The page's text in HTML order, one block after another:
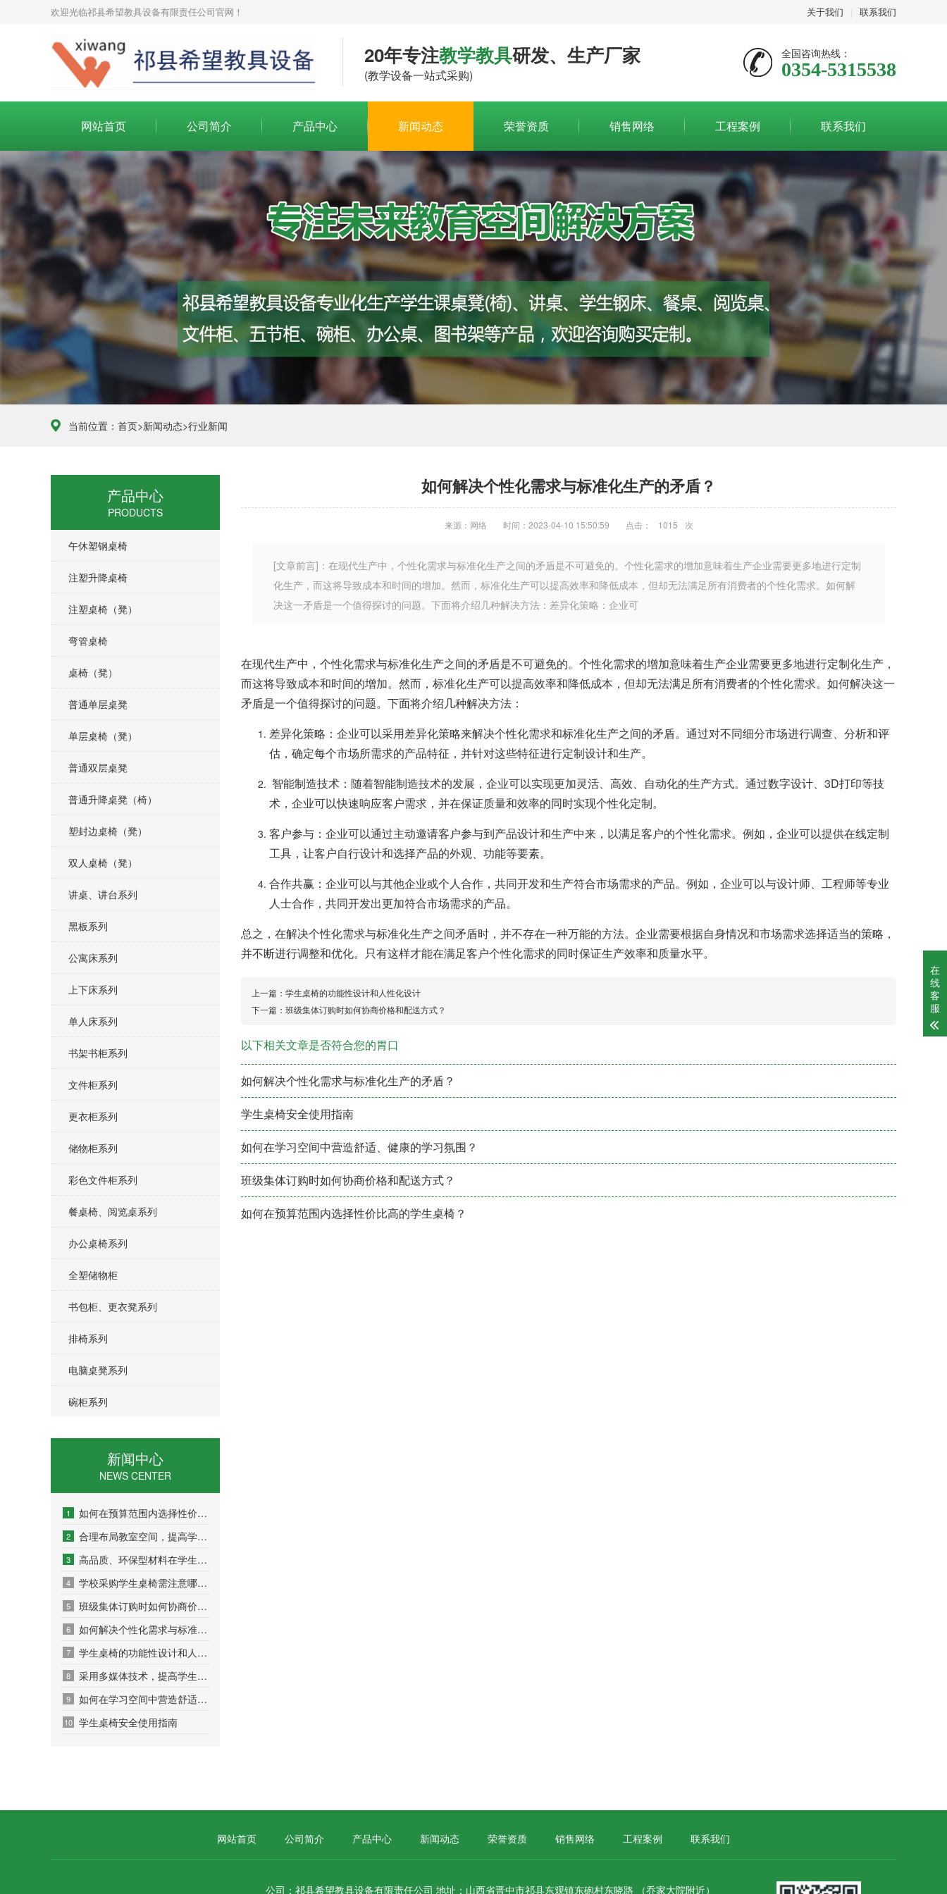
关于我们 联系我们
欢迎光临祁县希望教具设备有限责任公司官网！
20年专注教学教具研发、生产厂家
(教学设备一站式采购)
全国咨询热线：
0354-5315538
网站首页 公司简介 产品中心 新闻动态 荣誉资质 销售网络 工程案例 联系我们
当前位置： 首页>新闻动态>行业新闻
产品中心
PRODUCTS
午休塑钢桌椅
注塑升降桌椅
注塑桌椅（凳）
弯管桌椅
桌椅（凳）
普通单层桌凳
单层桌椅（凳）
普通双层桌凳
普通升降桌凳（椅）
塑封边桌椅（凳）
双人桌椅（凳）
讲桌、讲台系列
黑板系列
公寓床系列
上下床系列
单人床系列
书架书柜系列
文件柜系列
更衣柜系列
储物柜系列
彩色文件柜系列
餐桌椅、阅览桌系列
办公桌椅系列
全塑储物柜
书包柜、更衣凳系列
排椅系列
电脑桌凳系列
碗柜系列
新闻中心
NEWS CENTER
1 如何在预算范围内选择性价比高的学生桌椅？
2 合理布局教室空间，提高学生桌椅利用率
3 高品质、环保型材料在学生桌椅上的应用与发展趋势
4 学校采购学生桌椅需注意哪些事项？
5 班级集体订购时如何协商价格和配送方式？
6 如何解决个性化需求与标准化生产的矛盾？
7 学生桌椅的功能性设计和人性化设计
8 采用多媒体技术，提高学生桌椅的使用效果
9 如何在学习空间中营造舒适、健康的学习氛围？
10 学生桌椅安全使用指南
如何解决个性化需求与标准化生产的矛盾？
来源：网络 时间：2023-04-10 15:50:59 点击： 1015 次
[文章前言]：在现代生产中，个性化需求与标准化生产之间的矛盾是不可避免的。个性化需求的增加意味着生产企业需要更多地进行定制
化生产，而这将导致成本和时间的增加。然而，标准化生产可以提高效率和降低成本，但却无法满足所有消费者的个性化需求。如何解
决这一矛盾是一个值得探讨的问题。下面将介绍几种解决方法：差异化策略：企业可
在现代生产中，个性化需求与标准化生产之间的矛盾是不可避免的。个性化需求的增加意味着生产企业需要更多地进行定制化生产，
而这将导致成本和时间的增加。然而，标准化生产可以提高效率和降低成本，但却无法满足所有消费者的个性化需求。如何解决这一
矛盾是一个值得探讨的问题。下面将介绍几种解决方法：
差异化策略：企业可以采用差异化策略来解决个性化需求和标准化生产之间的矛盾。通过对不同细分市场进行调查、分析和评
估，确定每个市场所需求的产品特征，并针对这些特征进行定制设计和生产。
智能制造技术：随着智能制造技术的发展，企业可以实现更加灵活、高效、自动化的生产方式。通过数字设计、3D打印等技
术，企业可以快速响应客户需求，并在保证质量和效率的同时实现个性化定制。
客户参与：企业可以通过主动邀请客户参与到产品设计和生产中来，以满足客户的个性化需求。例如，企业可以提供在线定制
工具，让客户自行设计和选择产品的外观、功能等要素。
合作共赢：企业可以与其他企业或个人合作，共同开发和生产符合市场需求的产品。例如，企业可以与设计师、工程师等专业
人士合作，共同开发出更加符合市场需求的产品。
总之，在解决个性化需求与标准化生产之间矛盾时，并不存在一种万能的方法。企业需要根据自身情况和市场需求选择适当的策略，
并不断进行调整和优化。只有这样才能在满足客户个性化需求的同时保证生产效率和质量水平。
上一篇： 学生桌椅的功能性设计和人性化设计
下一篇： 班级集体订购时如何协商价格和配送方式？
以下相关文章是否符合您的胃口
如何解决个性化需求与标准化生产的矛盾？
学生桌椅安全使用指南
如何在学习空间中营造舒适、健康的学习氛围？
班级集体订购时如何协商价格和配送方式？
如何在预算范围内选择性价比高的学生桌椅？
网站首页 公司简介 产品中心 新闻动态 荣誉资质 销售网络 工程案例 联系我们
公司：祁县希望教具设备有限责任公司 地址：山西省晋中市祁县东观镇东砲村东晓路 （乔家大院附近）
在
线
客
服